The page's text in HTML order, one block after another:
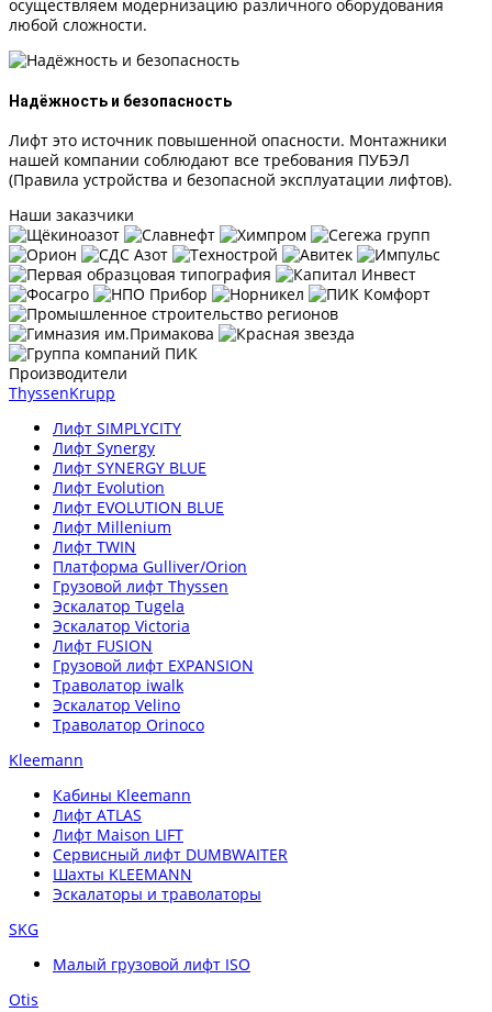
осуществляем модернизацию различного оборудования
любой сложности.
Надёжность и безопасность
Лифт это источник повышенной опасности. Монтажники
нашей компании соблюдают все требования ПУБЭЛ
(Правила устройства и безопасной эксплуатации лифтов).
Наши заказчики
Производители
ThyssenKrupp
Лифт SIMPLYCITY
Лифт Synergy
Лифт SYNERGY BLUE
Лифт Evolution
Лифт EVOLUTION BLUE
Лифт Millenium
Лифт TWIN
Платформа Gulliver/Orion
Грузовой лифт Thyssen
Эскалатор Tugela
Эскалатор Victoria
Лифт FUSION
Грузовой лифт EXPANSION
Траволатор iwalk
Эскалатор Velino
Траволатор Orinoco
Kleemann
Кабины Kleemann
Лифт ATLAS
Лифт Maison LIFT
Сервисный лифт DUMBWAITER
Шахты KLEEMANN
Эскалаторы и траволаторы
SKG
Малый грузовой лифт ISO
Otis